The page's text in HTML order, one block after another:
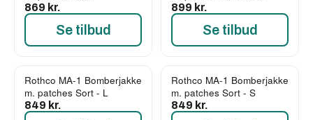
869 kr.
Se tilbud
899 kr.
Se tilbud
Rothco MA-1 Bomberjakke
m. patches Sort - L
849 kr.
Rothco MA-1 Bomberjakke
m. patches Sort - S
849 kr.